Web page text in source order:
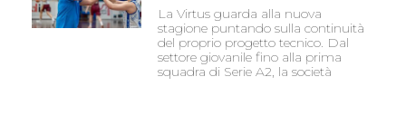
La Virtus guarda alla nuova
stagione puntando sulla continuità
del proprio progetto tecnico. Dal
settore giovanile fino alla prima
squadra di Serie A2, la società